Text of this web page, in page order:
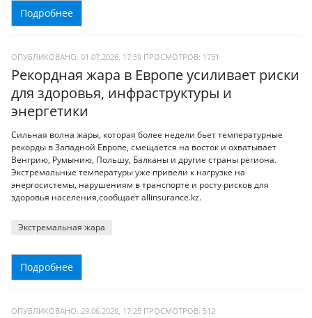
Подробнее
ОПУБЛИКОВАНО: 01.07.2026, 17:59 ПРОСМОТРОВ: 1751
Рекордная жара в Европе усиливает риски
для здоровья, инфраструктуры и
энергетики
Сильная волна жары, которая более недели бьет температурные
рекорды в Западной Европе, смещается на восток и охватывает
Венгрию, Румынию, Польшу, Балканы и другие страны региона.
Экстремальные температуры уже привели к нагрузке на
энергосистемы, нарушениям в транспорте и росту рисков для
здоровья населения,сообщает allinsurance.kz.
Экстремальная жара
Подробнее
ОПУБЛИКОВАНО: 29.06.2026, 17:25 ПРОСМОТРОВ: 512